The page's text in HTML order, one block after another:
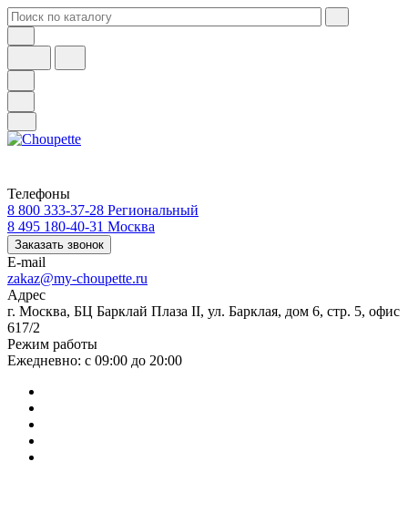
Телефоны
8 800 333-37-28 Региональный
8 495 180-40-31 Москва
Заказать звонок
E-mail
zakaz@my-choupette.ru
Адрес
г. Москва, БЦ Барклай Плаза II, ул. Барклая, дом 6, стр. 5, офис
617/2
Режим работы
Ежедневно: с 09:00 до 20:00